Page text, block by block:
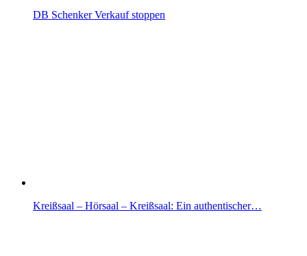
DB Schenker Verkauf stoppen
Kreißsaal – Hörsaal – Kreißsaal: Ein authentischer…